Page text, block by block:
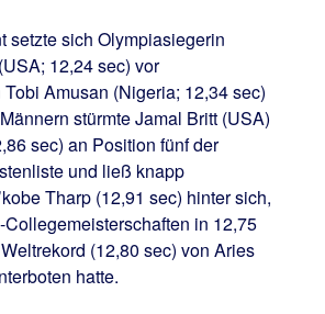
setzte sich Olympiasiegerin
12,24 sec) vor
Amusan (Nigeria; 12,34 sec)
stürmte Jamal Britt (USA)
sec) an Position fünf der
und ließ knapp
Tharp (12,91 sec) hinter sich,
in 12,75
(12,80 sec) von Aries
hatte.